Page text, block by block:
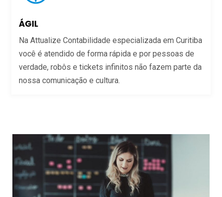
ÁGIL
Na Attualize Contabilidade especializada em Curitiba
você é atendido de forma rápida e por pessoas de
verdade, robôs e tickets infinitos não fazem parte da
nossa comunicação e cultura.